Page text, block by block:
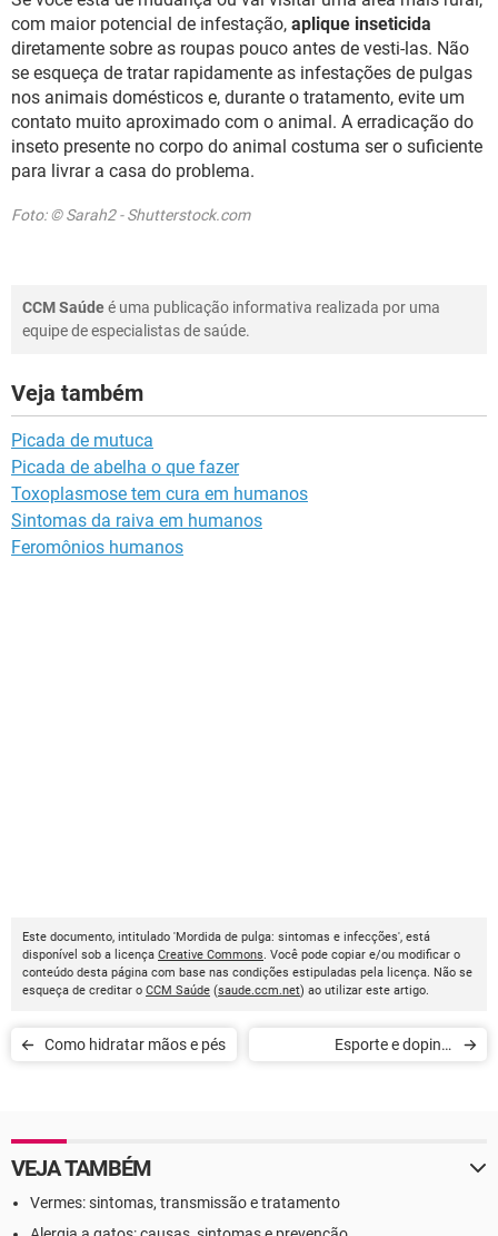
com maior potencial de infestação, aplique inseticida
diretamente sobre as roupas pouco antes de vesti-las. Não
se esqueça de tratar rapidamente as infestações de pulgas
nos animais domésticos e, durante o tratamento, evite um
contato muito aproximado com o animal. A erradicação do
inseto presente no corpo do animal costuma ser o suficiente
para livrar a casa do problema.
Foto: © Sarah2 - Shutterstock.com
CCM Saúdeé uma publicação informativa realizada por uma
equipe de especialistas de saúde.
Veja também
Picada de mutuca
Picada de abelha o que fazer
Toxoplasmose tem cura em humanos
Sintomas da raiva em humanos
Feromônios humanos
Este documento, intitulado 'Mordida de pulga: sintomas e infecções', está
disponível sob a licença Creative Commons. Você pode copiar e/ou modificar o
conteúdo desta página com base nas condições estipuladas pela licença. Não se
esqueça de creditar o CCM Saúde (saude.ccm.net) ao utilizar este artigo.
Como hidratar mãos e pés
Esporte e doping:
VEJA TAMBÉM
Vermes: sintomas, transmissão e tratamento